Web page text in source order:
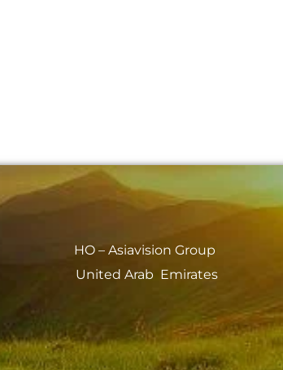
HO – Asiavision Group
United Arab Emirates